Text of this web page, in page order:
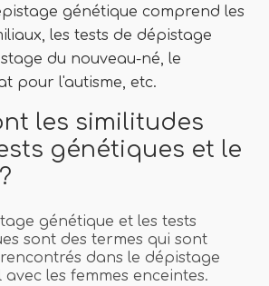
génétique comprend les
les tests de dépistage
du nouveau-né, le
pour l'autisme, etc.
les similitudes
génétiques et le
génétique et les tests
sont des termes qui sont
dans le dépistage
les femmes enceintes.